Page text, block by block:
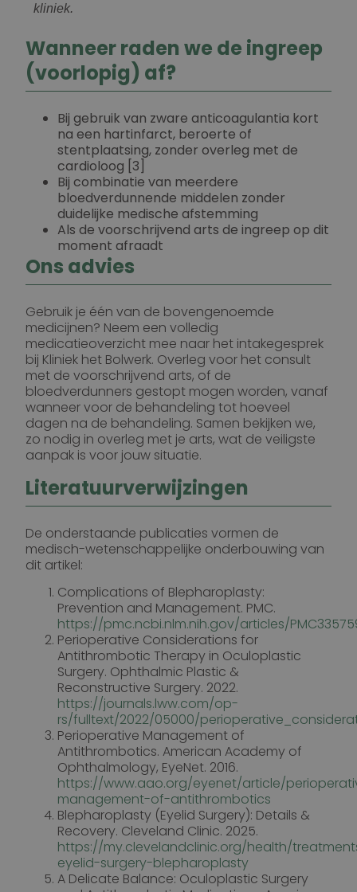
kliniek.
Wanneer raden we de ingreep
(voorlopig) af?
Bij gebruik van zware anticoagulantia kort
na een hartinfarct, beroerte of
stentplaatsing, zonder overleg met de
cardioloog [3]
Bij combinatie van meerdere
bloedverdunnende middelen zonder
duidelijke medische afstemming
Als de voorschrijvend arts de ingreep op dit
moment afraadt
Ons advies
Gebruik je één van de bovengenoemde
medicijnen? Neem een volledig
medicatieoverzicht mee naar het intakegesprek
bij Kliniek het Bolwerk. Overleg voor het consult
met de voorschrijvend arts, of de
bloedverdunners gestopt mogen worden, vanaf
wanneer voor de behandeling tot hoeveel
dagen na de behandeling. Samen bekijken we,
zo nodig in overleg met je arts, wat de veiligste
aanpak is voor jouw situatie.
Literatuurverwijzingen
De onderstaande publicaties vormen de
medisch-wetenschappelijke onderbouwing van
dit artikel:
Complications of Blepharoplasty:
Prevention and Management. PMC.
https://pmc.ncbi.nlm.nih.gov/articles/
Perioperative Considerations for
Antithrombotic Therapy in Oculoplastic
Surgery. Ophthalmic Plastic &
Reconstructive Surgery. 2022.
https://journals.lww.com/op-
rs/fulltext/2022/05000/
Perioperative Management of
Antithrombotics. American Academy of
Ophthalmology, EyeNet. 2016.
https://www.aao.org/eyenet/article/
management-of-antithrombotics
Blepharoplasty (Eyelid Surgery): Details &
Recovery. Cleveland Clinic. 2025.
https://my.clevelandclinic.org/health/
eyelid-surgery-blepharoplasty
A Delicate Balance: Oculoplastic Surgery